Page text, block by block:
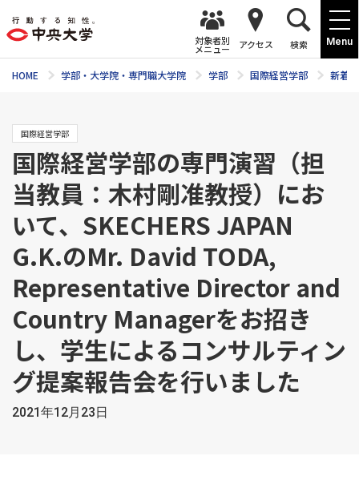
Menu
対象者別
メニュー アクセス 検索
HOME 学部・大学院・専門職大学院 学部 国際経営学部 新着
国際経営学部
国際経営学部の専門演習（担
当教員：木村剛准教授）にお
いて、SKECHERS JAPAN
G.K.のMr. David TODA,
Representative Director and
Country Managerをお招き
し、学生によるコンサルティン
グ提案報告会を行いました
2021年12月23日